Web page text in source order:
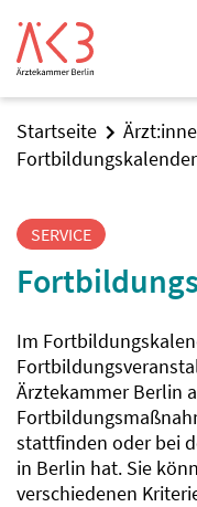
Startseite
SERVICE
Im
Ärztekammer Berlin
stattfinden oder bei
in Berlin hat. Sie
verschiedenen